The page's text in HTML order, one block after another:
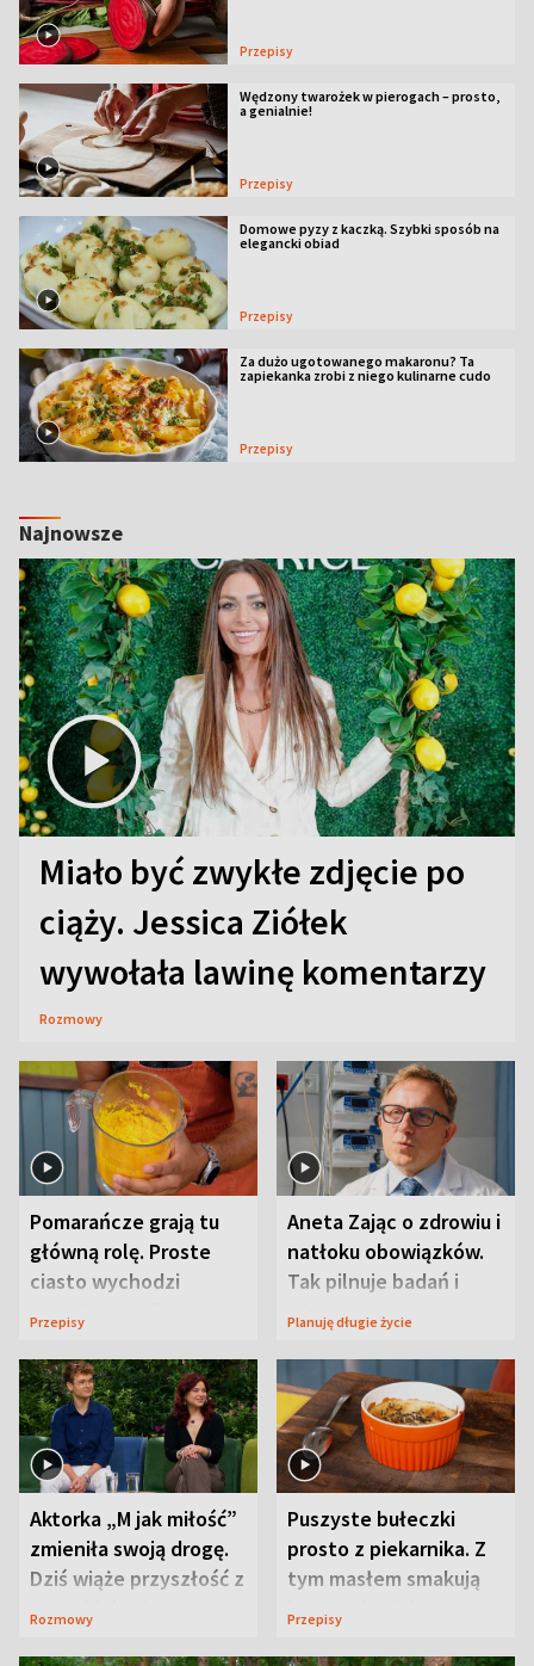
Przepisy
Wędzony twarożek w pierogach – prosto,
a genialnie!
Przepisy
Domowe pyzy z kaczką. Szybki sposób na
elegancki obiad
Przepisy
Za dużo ugotowanego makaronu? Ta
zapiekanka zrobi z niego kulinarne cudo
Przepisy
Najnowsze
Miało być zwykłe zdjęcie po
ciąży. Jessica Ziółek
wywołała lawinę komentarzy
Rozmowy
Pomarańcze grają tu
główną rolę. Proste
ciasto wychodzi
wyjątkowo wilgotne
Przepisy
Aneta Zając o zdrowiu i
natłoku obowiązków.
Tak pilnuje badań i
wizyt
Planuję długie życie
Aktorka „M jak miłość”
zmieniła swoją drogę.
Dziś wiąże przyszłość z
neurobiologią
Rozmowy
Puszyste bułeczki
prosto z piekarnika. Z
tym masłem smakują
jeszcze lepiej
Przepisy